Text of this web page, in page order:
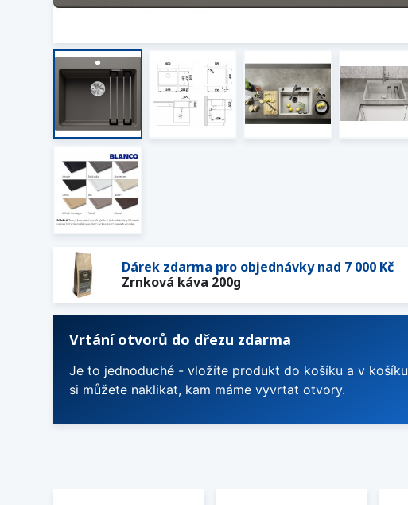
Dárek zdarma pro objednávky nad 7 000 Kč
Zrnková káva 200g
Vrtání otvorů do dřezu zdarma
Je to jednoduché - vložíte produkt do košíku a v košíku
si můžete naklikat, kam máme vyvrtat otvory.